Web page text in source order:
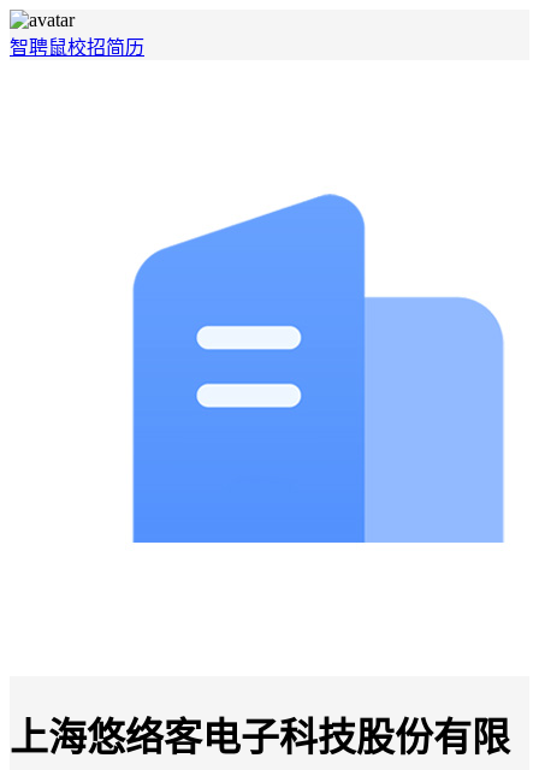
智聘鼠校招简历
上海悠络客电子科技股份有限